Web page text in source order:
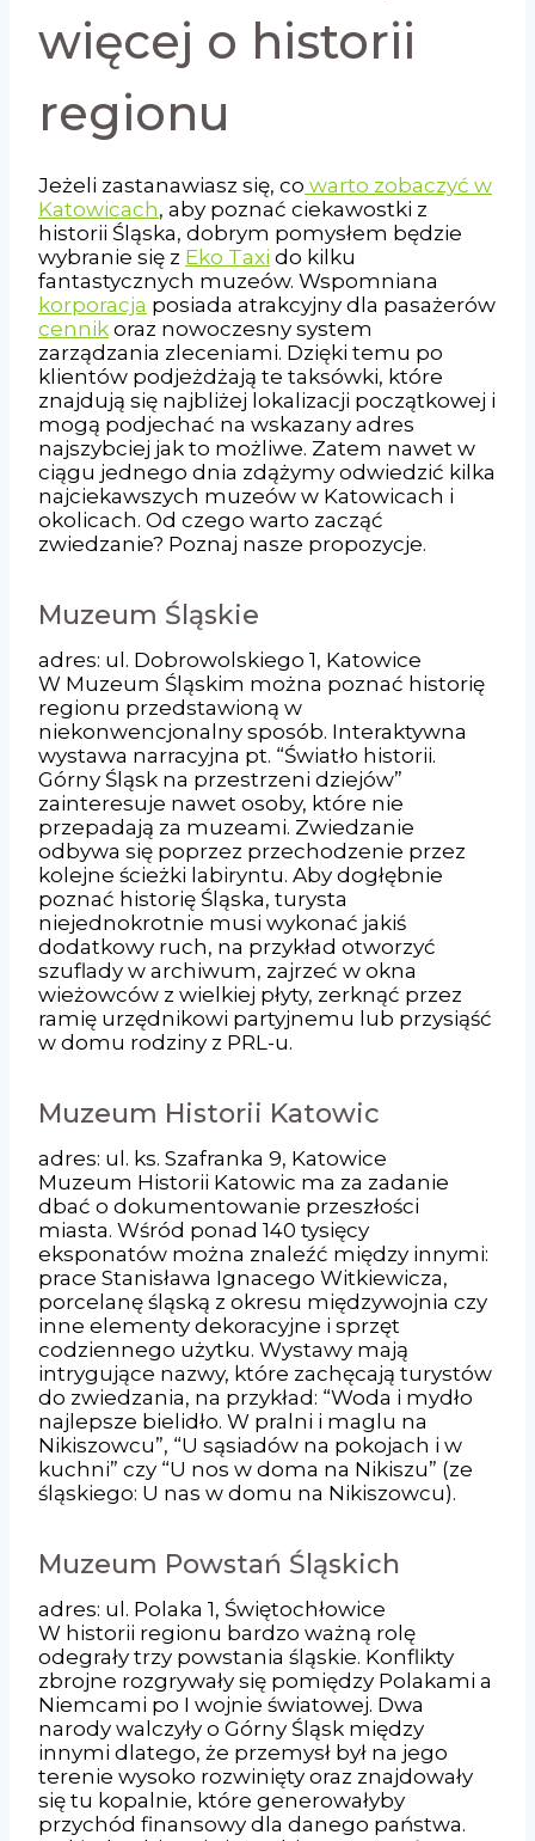
więcej o historii
regionu
Jeżeli zastanawiasz się, co warto zobaczyć w
Katowicach, aby poznać ciekawostki z
historii Śląska, dobrym pomysłem będzie
wybranie się z Eko Taxi do kilku
fantastycznych muzeów. Wspomniana
korporacja posiada atrakcyjny dla pasażerów
cennik oraz nowoczesny system
zarządzania zleceniami. Dzięki temu po
klientów podjeżdżają te taksówki, które
znajdują się najbliżej lokalizacji początkowej i
mogą podjechać na wskazany adres
najszybciej jak to możliwe. Zatem nawet w
ciągu jednego dnia zdążymy odwiedzić kilka
najciekawszych muzeów w Katowicach i
okolicach. Od czego warto zacząć
zwiedzanie? Poznaj nasze propozycje.
Muzeum Śląskie
adres: ul. Dobrowolskiego 1, Katowice
W Muzeum Śląskim można poznać historię
regionu przedstawioną w
niekonwencjonalny sposób. Interaktywna
wystawa narracyjna pt. “Światło historii.
Górny Śląsk na przestrzeni dziejów”
zainteresuje nawet osoby, które nie
przepadają za muzeami. Zwiedzanie
odbywa się poprzez przechodzenie przez
kolejne ścieżki labiryntu. Aby dogłębnie
poznać historię Śląska, turysta
niejednokrotnie musi wykonać jakiś
dodatkowy ruch, na przykład otworzyć
szuflady w archiwum, zajrzeć w okna
wieżowców z wielkiej płyty, zerknąć przez
ramię urzędnikowi partyjnemu lub przysiąść
w domu rodziny z PRL-u.
Muzeum Historii Katowic
adres: ul. ks. Szafranka 9, Katowice
Muzeum Historii Katowic ma za zadanie
dbać o dokumentowanie przeszłości
miasta. Wśród ponad 140 tysięcy
eksponatów można znaleźć między innymi:
prace Stanisława Ignacego Witkiewicza,
porcelanę śląską z okresu międzywojnia czy
inne elementy dekoracyjne i sprzęt
codziennego użytku. Wystawy mają
intrygujące nazwy, które zachęcają turystów
do zwiedzania, na przykład: “Woda i mydło
najlepsze bielidło. W pralni i maglu na
Nikiszowcu”, “U sąsiadów na pokojach i w
kuchni” czy “U nos w doma na Nikiszu” (ze
śląskiego: U nas w domu na Nikiszowcu).
Muzeum Powstań Śląskich
adres: ul. Polaka 1, Świętochłowice
W historii regionu bardzo ważną rolę
odegrały trzy powstania śląskie. Konflikty
zbrojne rozgrywały się pomiędzy Polakami a
Niemcami po I wojnie światowej. Dwa
narody walczyły o Górny Śląsk między
innymi dlatego, że przemysł był na jego
terenie wysoko rozwinięty oraz znajdowały
się tu kopalnie, które generowałyby
przychód finansowy dla danego państwa.